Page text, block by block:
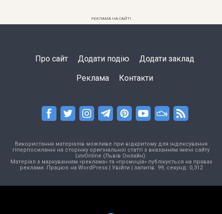
РЕКЛАМА НА САЙТІ
Про сайт Додати подію Додати заклад
Реклама Контакти
Використання матеріалів можливе при відкритому для індексування
гіперпосиланні на сторінку оригінальної статті з вказанням імені сайту
LvivOnline (Львів Онлайн).
Матеріал з маркуванням «реклама» та «промоція» публікується на правах
реклами. Працює на WordPress| Увійти | запитів: 99, секунд: 0,312